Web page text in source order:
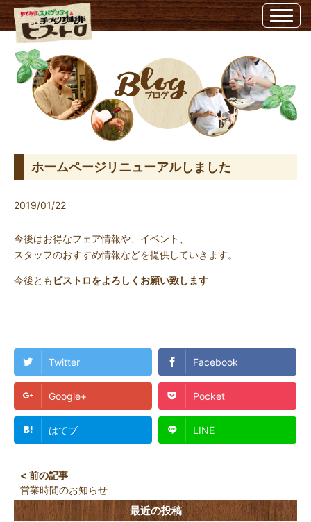
ホームページリニューアルしました | 埼玉県越谷市のビストロ埼玉県越谷市のビス
トロ
ホームページリニューアルしました
2019/01/22
今後はお得なフェア情報や、イベント、
スタッフのおすすめ情報などを提供していきます。
今後とも ビストロをよろしくお願い致します
Twitter Facebook
Google+ Pocket
はてブ LINE
営業時間のお知らせ
最近の投稿